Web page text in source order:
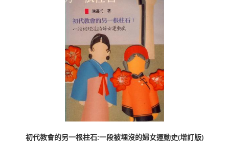
初代教會的另一根柱石:一段被埋沒的婦女運動史(增訂版)